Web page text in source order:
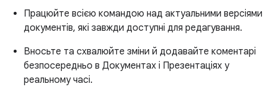
Працюйте всією командою над актуальними версіями
документів, які завжди доступні для редагування.
Вносьте та схвалюйте зміни й додавайте коментарі
безпосередньо в Документах і Презентаціях у
реальному часі.